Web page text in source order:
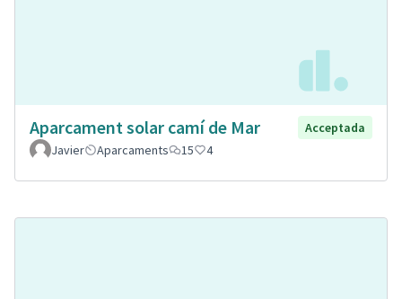
Aparcament solar camí de Mar
Acceptada
Javier
Aparcaments 15 4